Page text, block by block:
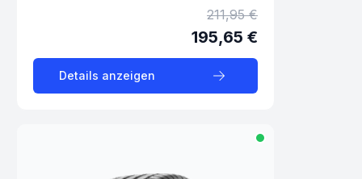
211,95 €
195,65 €
Details anzeigen